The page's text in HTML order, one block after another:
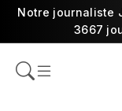
Notre journaliste
3667